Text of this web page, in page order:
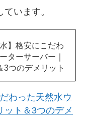
います。
】格安にこだわ
ターサーバー｜
3つのデメリット
わった天然水ウ
ット＆3つのデメ